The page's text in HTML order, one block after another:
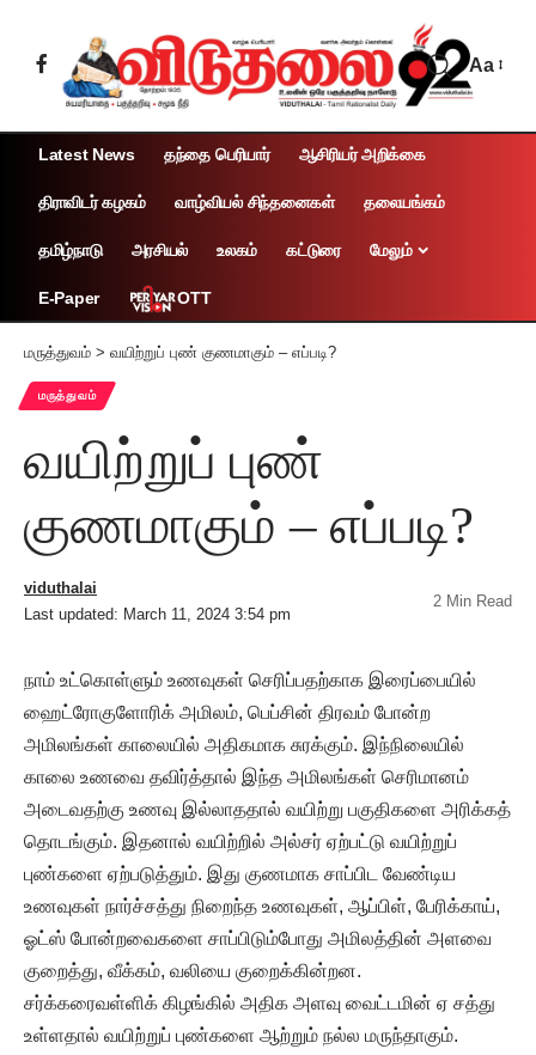
Aa
Latest News தந்தை பெரியார் ஆசிரியர் அறிக்கை
திராவிடர் கழகம் வாழ்வியல் சிந்தனைகள் தலையங்கம்
தமிழ்நாடு அரசியல் உலகம் கட்டுரை மேலும்
E-Paper OTT
மருத்துவம் > வயிற்றுப் புண் குணமாகும் – எப்படி?
மருத்துவம்
வயிற்றுப் புண்
குணமாகும் – எப்படி?
Last updated: March 11, 2024 3:54 pm
viduthalai
2 Min Read
நாம் உட்கொள்ளும் உணவுகள் செரிப்பதற்காக இரைப்பையில்
ஹைட்ரோகுளோரிக் அமிலம், பெப்சின் திரவம் போன்ற
அமிலங்கள் காலையில் அதிகமாக சுரக்கும். இந்நிலையில்
காலை உணவை தவிர்த்தால் இந்த அமிலங்கள் செரிமானம்
அடைவதற்கு உணவு இல்லாததால் வயிற்று பகுதிகளை அரிக்கத்
தொடங்கும். இதனால் வயிற்றில் அல்சர் ஏற்பட்டு வயிற்றுப்
புண்களை ஏற்படுத்தும். இது குணமாக சாப்பிட வேண்டிய
உணவுகள் நார்ச்சத்து நிறைந்த உணவுகள், ஆப்பிள், பேரிக்காய்,
ஓட்ஸ் போன்றவைகளை சாப்பிடும்போது அமிலத்தின் அளவை
குறைத்து, வீக்கம், வலியை குறைக்கின்றன.
சர்க்கரைவள்ளிக் கிழங்கில் அதிக அளவு வைட்டமின் ஏ சத்து
உள்ளதால் வயிற்றுப் புண்களை ஆற்றும் நல்ல மருந்தாகும்.